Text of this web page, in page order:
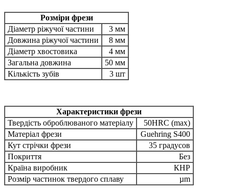
Розміри фрези
Діаметр ріжучої частини
3 мм
Довжина ріжучої частини
8 мм
Діаметр хвостовика
4 мм
Загальна довжина
50 мм
Кількість зубів
3 шт
Характеристики фрези
Твердість оброблюваного матеріалу
50HRC (max)
Матеріал фрези
Guehring S400
Кут стрічки фрези
35 градусов
Покриття
Без
Країна виробник
КНР
Розмір частинок твердого сплаву
µm